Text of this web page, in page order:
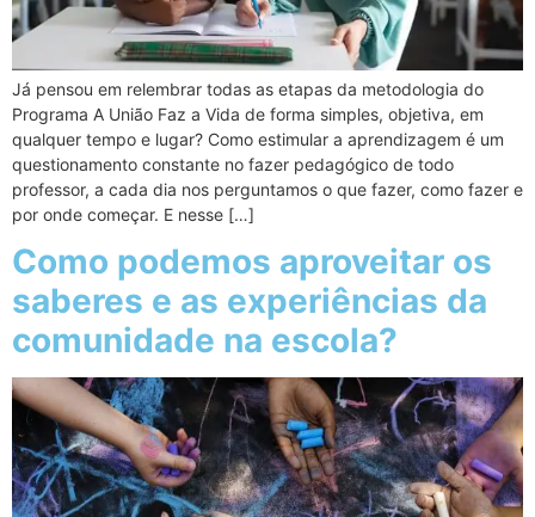
Já pensou em relembrar todas as etapas da metodologia do
Programa A União Faz a Vida de forma simples, objetiva, em
qualquer tempo e lugar? Como estimular a aprendizagem é um
questionamento constante no fazer pedagógico de todo
professor, a cada dia nos perguntamos o que fazer, como fazer e
por onde começar. E nesse […]
Como podemos aproveitar os
saberes e as experiências da
comunidade na escola?